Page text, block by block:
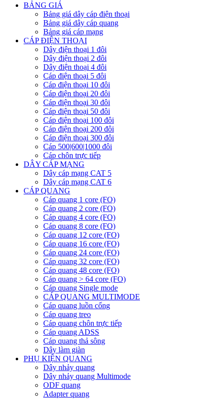
BẢNG GIÁ
Bảng giá dây cáp điện thoại
Bảng giá dây cáp quang
Bảng giá cáp mạng
CÁP ĐIỆN THOẠI
Dây điện thoại 1 đôi
Dây điện thoại 2 đôi
Dây điện thoại 4 đôi
Cáp điện thoại 5 đôi
Cáp điện thoại 10 đôi
Cáp điện thoại 20 đôi
Cáp điện thoại 30 đôi
Cáp điện thoại 50 đôi
Cáp điện thoại 100 đôi
Cáp điện thoại 200 đôi
Cáp điện thoại 300 đôi
Cáp 500|600|1000 đôi
Cáp chôn trực tiếp
DÂY CÁP MẠNG
Dây cáp mạng CAT 5
Dây cáp mạng CAT 6
CÁP QUANG
Cáp quang 1 core (FO)
Cáp quang 2 core (FO)
Cáp quang 4 core (FO)
Cáp quang 8 core (FO)
Cáp quang 12 core (FO)
Cáp quang 16 core (FO)
Cáp quang 24 core (FO)
Cáp quang 32 core (FO)
Cáp quang 48 core (FO)
Cáp quang > 64 core (FO)
Cáp quang Single mode
CÁP QUANG MULTIMODE
Cáp quang luồn cống
Cáp quang treo
Cáp quang chôn trực tiếp
Cáp quang ADSS
Cáp quang thả sông
Dây làm giàn
PHỤ KIỆN QUANG
Dây nhảy quang
Dây nhảy quang Multimode
ODF quang
Adapter quang